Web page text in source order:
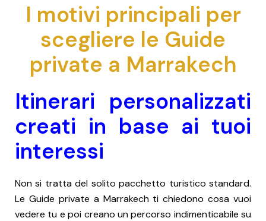
I motivi principali per
scegliere le Guide
private a Marrakech
Itinerari personalizzati
creati in base ai tuoi
interessi
Non si tratta del solito pacchetto turistico standard.
Le Guide private a Marrakech ti chiedono cosa vuoi
vedere tu e poi creano un percorso indimenticabile su